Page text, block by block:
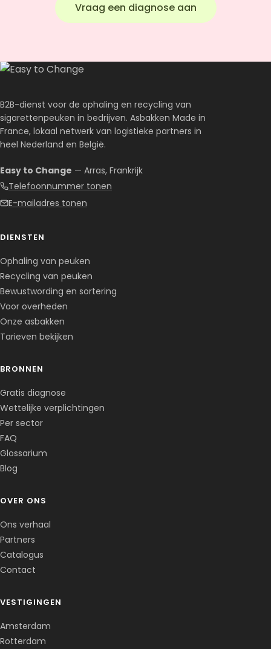
Vraag een diagnose aan
B2B-dienst voor de ophaling en recycling van
sigarettenpeuken in bedrijven. Asbakken Made in
France, lokaal netwerk van logistieke partners in
heel Nederland en België.
Easy to Change — Arras, Frankrijk
Telefoonnummer tonen
E-mailadres tonen
DIENSTEN
Ophaling van peuken
Recycling van peuken
Bewustwording en sortering
Voor overheden
Onze asbakken
Tarieven bekijken
BRONNEN
Gratis diagnose
Wettelijke verplichtingen
Per sector
FAQ
Glossarium
Blog
OVER ONS
Ons verhaal
Partners
Catalogus
Contact
VESTIGINGEN
Amsterdam
Rotterdam